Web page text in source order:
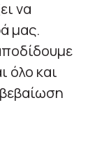
να
μας.
όλο και